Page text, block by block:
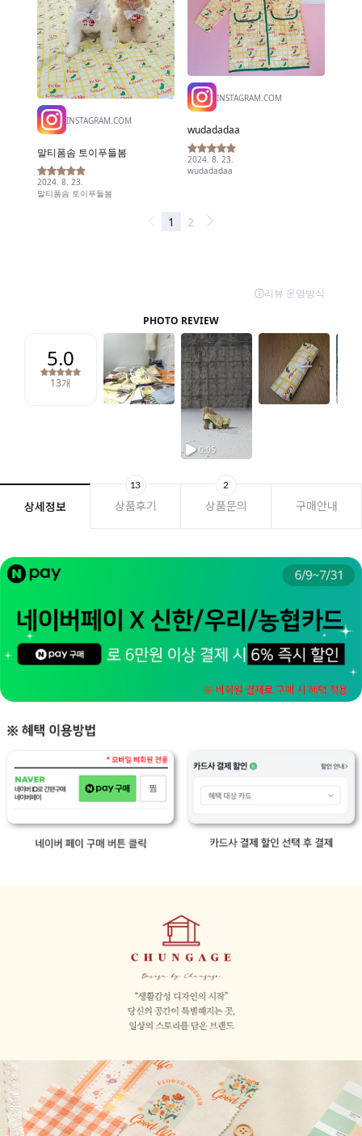
상세정보 상품후기
13
상품문의
2
구매안내